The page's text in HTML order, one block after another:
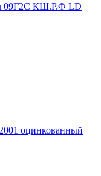
09Г2С КШ.Р.Ф LD
оцинкованный